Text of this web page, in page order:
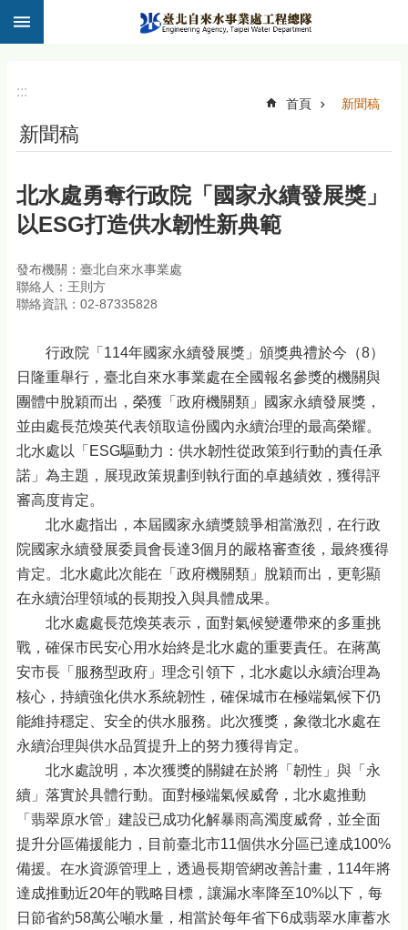
跳到主要內容區塊
:::
首頁 新聞稿
新聞稿
北水處勇奪行政院「國家永續發展獎」
以ESG打造供水韌性新典範
發布機關：臺北自來水事業處
聯絡人：王則方
聯絡資訊：02-87335828
行政院「114年國家永續發展獎」頒獎典禮於今（8）
日隆重舉行，臺北自來水事業處在全國報名參獎的機關與
團體中脫穎而出，榮獲「政府機關類」國家永續發展獎，
並由處長范煥英代表領取這份國內永續治理的最高榮耀。
北水處以「ESG驅動力：供水韌性從政策到行動的責任承
諾」為主題，展現政策規劃到執行面的卓越績效，獲得評
審高度肯定。
北水處指出，本屆國家永續獎競爭相當激烈，在行政
院國家永續發展委員會長達3個月的嚴格審查後，最終獲得
肯定。北水處此次能在「政府機關類」脫穎而出，更彰顯
在永續治理領域的長期投入與具體成果。
北水處處長范煥英表示，面對氣候變遷帶來的多重挑
戰，確保市民安心用水始終是北水處的重要責任。在蔣萬
安市長「服務型政府」理念引領下，北水處以永續治理為
核心，持續強化供水系統韌性，確保城市在極端氣候下仍
能維持穩定、安全的供水服務。此次獲獎，象徵北水處在
永續治理與供水品質提升上的努力獲得肯定。
北水處說明，本次獲獎的關鍵在於將「韌性」與「永
續」落實於具體行動。面對極端氣候威脅，北水處推動
「翡翠原水管」建設已成功化解暴雨高濁度威脅，並全面
提升分區備援能力，目前臺北市11個供水分區已達成100%
備援。在水資源管理上，透過長期管網改善計畫，114年將
達成推動近20年的戰略目標，讓漏水率降至10%以下，每
日節省約58萬公噸水量，相當於每年省下6成翡翠水庫蓄水